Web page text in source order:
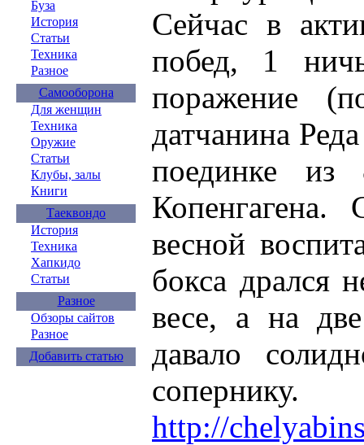
Буза
История
Статьи
Техника
Разное
Самооборона
Для женщин
Техника
Оружие
Статьи
Клубы, залы
Книги
Таеквондо
История
Техника
Хапкидо
Статьи
Разное
Обзоры сайтов
Разное
Добавить статью
Сейчас в
побед, 1
поражение
датчанина
поединке
Копенгагена.
весной
бокса дрался
весе, а на
давало
сопернику.
http://